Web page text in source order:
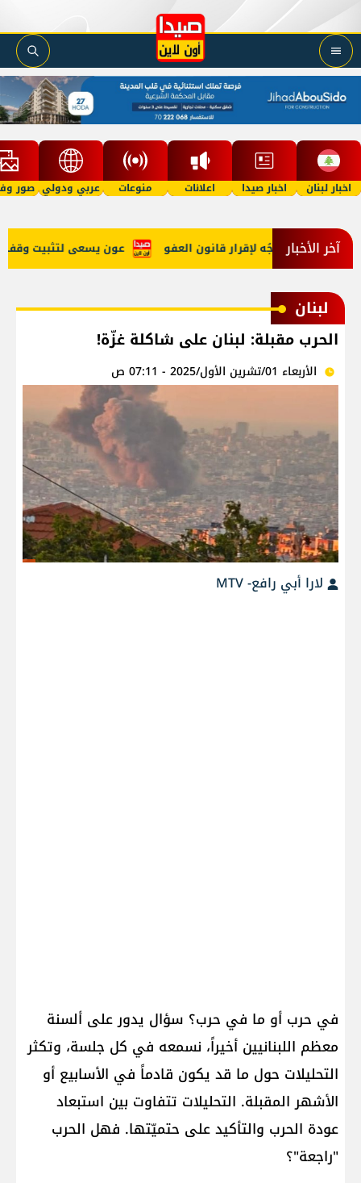
اخبار لبنان اخبار صيدا اعلانات منوعات عربي ودولي صور
آخر الأخبار عون يسعى لتثبيت وقف الحرب وتوجُه لإقرار قانون العفو
لبنان
الحرب مقبلة: لبنان على شاكلة غزّة!
الأربعاء 01/تشرين الأول/2025 - 07:11 ص
لارا أبي رافع- MTV
في حرب أو ما في حرب؟ سؤال يدور على ألسنة
معظم اللبنانيين أخيراً، نسمعه في كل جلسة، وتكثر
التحليلات حول ما قد يكون قادماً في الأسابيع أو
الأشهر المقبلة. التحليلات تتفاوت بين استبعاد
عودة الحرب والتأكيد على حتميّتها. فهل الحرب
"راجعة"؟